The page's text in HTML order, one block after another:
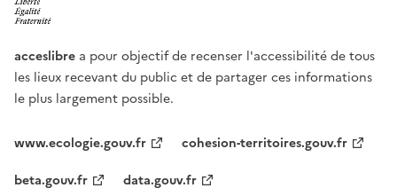
acceslibre a pour objectif de recenser l'accessibilité de tous
les lieux recevant du public et de partager ces informations
le plus largement possible.
www.ecologie.gouv.fr
cohesion-territoires.gouv.fr
beta.gouv.fr
data.gouv.fr